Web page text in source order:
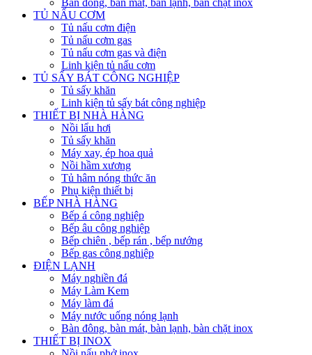
Bàn đông, bàn mát, bàn lạnh, bàn chặt inox
TỦ NẤU CƠM
Tủ nấu cơm điện
Tủ nấu cơm gas
Tủ nấu cơm gas và điện
Linh kiện tủ nấu cơm
TỦ SẤY BÁT CÔNG NGHIỆP
Tủ sấy khăn
Linh kiện tủ sấy bát công nghiệp
THIẾT BỊ NHÀ HÀNG
Nồi lẩu hơi
Tủ sấy khăn
Máy xay, ép hoa quả
Nồi hầm xương
Tủ hâm nóng thức ăn
Phụ kiện thiết bị
BẾP NHÀ HÀNG
Bếp á công nghiệp
Bếp âu công nghiệp
Bếp chiên , bếp rán , bếp nướng
Bếp gas công nghiệp
ĐIỆN LẠNH
Máy nghiền đá
Máy Làm Kem
Máy làm đá
Máy nước uống nóng lạnh
Bàn đông, bàn mát, bàn lạnh, bàn chặt inox
THIẾT BỊ INOX